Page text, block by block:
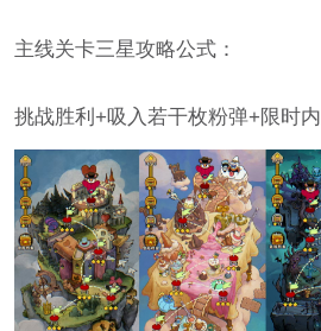
主线关卡三星攻略公式：
挑战胜利+吸入若干枚粉弹+限时